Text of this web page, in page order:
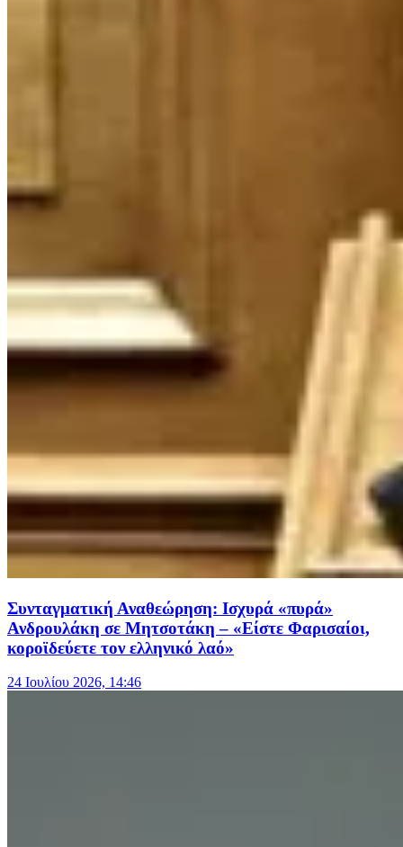
Συνταγματική Αναθεώρηση: Ισχυρά «πυρά»
Ανδρουλάκη σε Μητσοτάκη – «Είστε Φαρισαίοι,
κοροϊδεύετε τον ελληνικό λαό»
24 Ιουλίου 2026, 14:46